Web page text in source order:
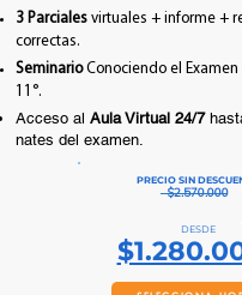
3 Parciales virtuales + informe +
correctas.
SeminarioConociendo el Examen
11°.
Acceso al Aula Virtual 24/7
nates del examen.
PRECIO SIN
$2.570.000
DESDE